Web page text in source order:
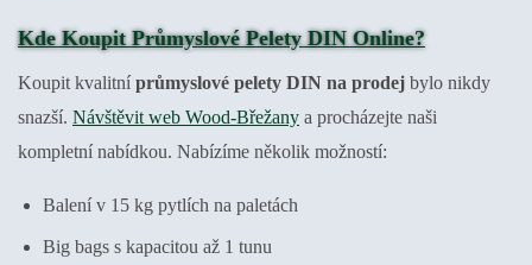
Kde Koupit Průmyslové Pelety DIN Online?
Koupit kvalitní průmyslové pelety DIN na prodej bylo nikdy
snazší. Návštěvit web Wood-Břežany a procházejte naši
kompletní nabídkou. Nabízíme několik možností:
Balení v 15 kg pytlích na paletách
Big bags s kapacitou až 1 tunu